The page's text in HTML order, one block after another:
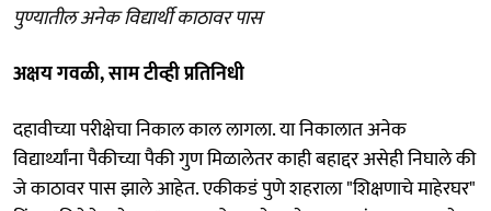
पुण्यातील अनेक विद्यार्थी काठावर पास
अक्षय गवळी, साम टीव्ही प्रतिनिधी
दहावीच्या परीक्षेचा निकाल काल लागला. या निकालात अनेक
विद्यार्थ्यांना पैकीच्या पैकी गुण मिळालेतर काही बहाद्दर असेही निघाले की
जे काठावर पास झाले आहेत. एकीकडं पुणे शहराला "शिक्षणाचे माहेरघर"